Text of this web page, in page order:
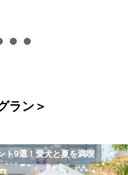
ラン＞
ト9選！愛犬と夏を満喫